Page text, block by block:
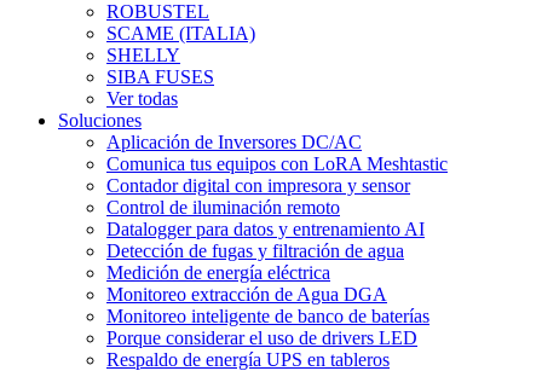
ROBUSTEL
SCAME (ITALIA)
SHELLY
SIBA FUSES
Ver todas
Soluciones
Aplicación de Inversores DC/AC
Comunica tus equipos con LoRA Meshtastic
Contador digital con impresora y sensor
Control de iluminación remoto
Datalogger para datos y entrenamiento AI
Detección de fugas y filtración de agua
Medición de energía eléctrica
Monitoreo extracción de Agua DGA
Monitoreo inteligente de banco de baterías
Porque considerar el uso de drivers LED
Respaldo de energía UPS en tableros